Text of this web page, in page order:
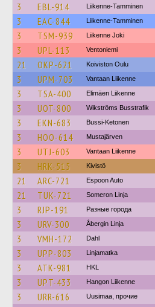
3 EBL-914 Liikenne-Tamminen
3 EAC-844 Liikenne-Tamminen
3 TSM-939 Liikenne Joki
3 UPL-113 Ventoniemi
21 OKP-621 Koiviston Oulu
3 UPM-703 Vantaan Liikenne
3 TSA-400 Elimäen Liikenne
3 UOT-800 Wikströms Busstrafik
3 EKN-683 Bussi-Ketonen
3 HOO-614 Mustajärven
3 UTJ-603 Vantaan Liikenne
3 HRK-515 Kivistö
21 ARC-721 Espoon Auto
21 TUK-721 Someron Linja
3 RJP-191 Разные города
3 URV-300 Åbergin Linja
3 VMH-172 Dahl
3 UPP-803 Linjamatka
3 ATK-981 HKL
3 UPT-433 Hangon Liikenne
3 URR-616 Uusimaa, прочие